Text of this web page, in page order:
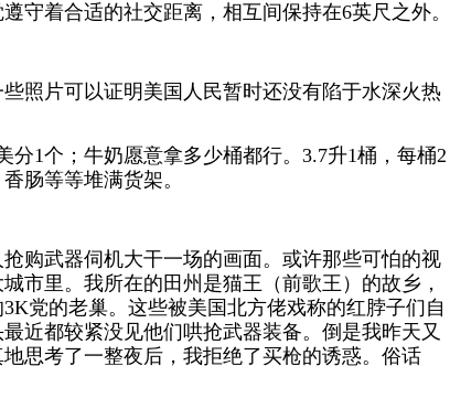
守着合适的社交距离，相互间保持在6英尺之外。
照片可以证明美国人民暂时还没有陷于水深火热
分1个；牛奶愿意拿多少桶都行。3.7升1桶，每桶2
肠等等堆满货架。
购武器伺机大干一场的画面。或许那些可怕的视
市里。我所在的田州是猫王（前歌王）的故乡，
党的老巢。这些被美国北方佬戏称的红脖子们自
近都较紧没见他们哄抢武器装备。倒是我昨天又
思考了一整夜后，我拒绝了买枪的诱惑。俗话